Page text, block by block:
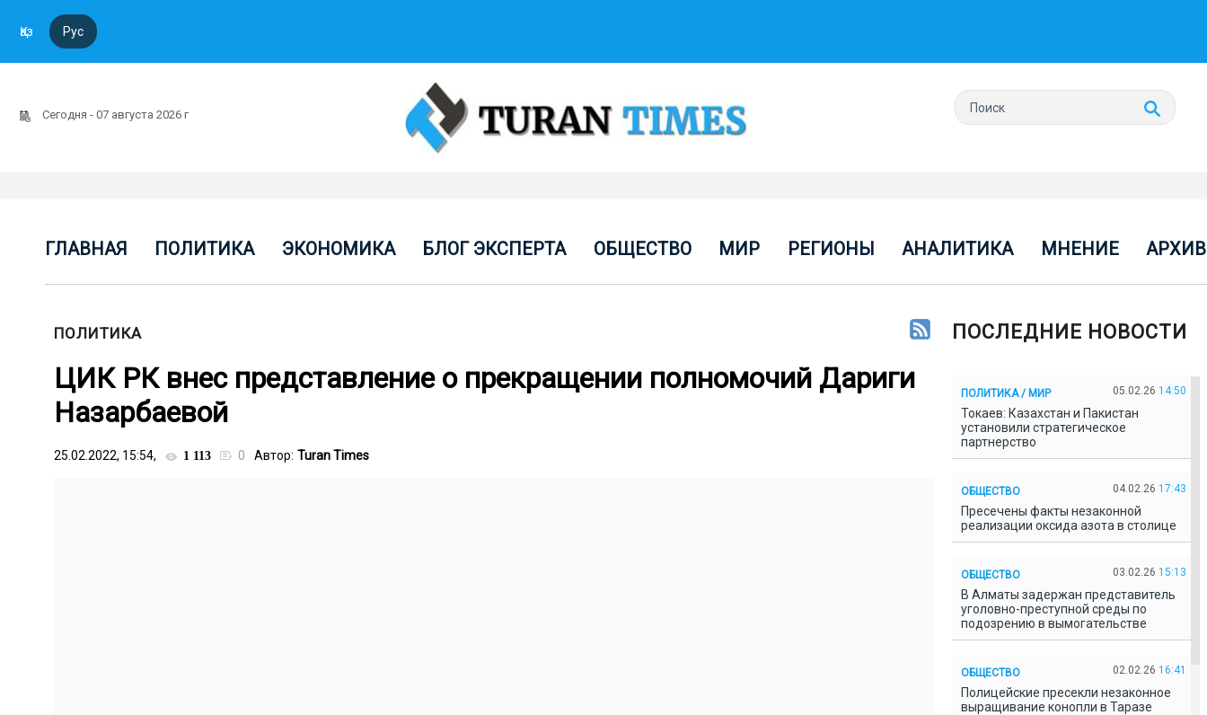
Қаз Рус
Сегодня - 07 августа 2026 г
ГЛАВНАЯ ПОЛИТИКА ЭКОНОМИКА БЛОГ ЭКСПЕРТА ОБЩЕСТВО МИР РЕГИОНЫ АНАЛИТИКА МНЕНИЕ АРХИВ
ПОЛИТИКА
ЦИК РК внес представление о прекращении полномочий Дариги
Назарбаевой
25.02.2022, 15:54, 1 113 0 Автор: Turan Times
ПОСЛЕДНИЕ НОВОСТИ
ПОЛИТИКА / МИР 05.02.26 14:50
Токаев: Казахстан и Пакистан
установили стратегическое
партнерство
ОБЩЕСТВО 04.02.26 17:43
Пресечены факты незаконной
реализации оксида азота в столице
ОБЩЕСТВО 03.02.26 15:13
В Алматы задержан представитель
уголовно-преступной среды по
подозрению в вымогательстве
ОБЩЕСТВО 02.02.26 16:41
Полицейские пресекли незаконное
выращивание конопли в Таразе